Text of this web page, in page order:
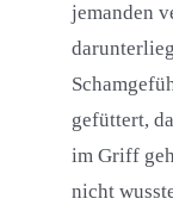
jemanden
gefüttert,
im Griff
nicht